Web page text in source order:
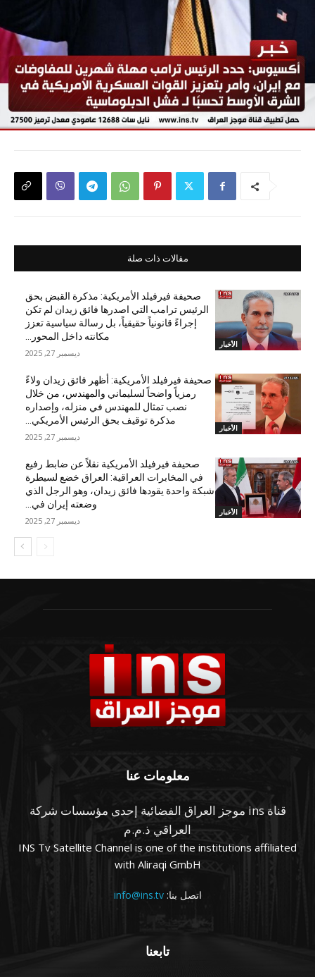
مقالات ذات صلة
الأخبار
صحيفة فيرفيلد الأمريكية: مذكرة القبض بحق
الرئيس ترامب التي اصدرها فائق زيدان لم تكن
إجراءً قانونياً حقيقياً، بل رسالة سياسية تعزز
مكانته داخل المحور...
ديسمبر 27, 2025
الأخبار
صحيفة فيرفيلد الأمريكية: أظهر فائق زيدان ولاءً
رمزياً واضحاً لسليماني والمهندس، من خلال
نصب تمثال للمهندس في منزله، وإصداره
مذكرة توقيف بحق الرئيس الأمريكي...
ديسمبر 27, 2025
الأخبار
صحيفة فيرفيلد الأمريكية نقلاً عن ضابط رفيع
في المخابرات العراقية: العراق خضع لسيطرة
شبكة واحدة يقودها فائق زيدان، وهو الرجل الذي
وضعته إيران في...
ديسمبر 27, 2025
معلومات عنا
قناة ins موجز العراق الفضائية إحدى مؤسسات شركة
العراقي ذ.م.م
INS Tv Satellite Channel is one of the institutions affiliated
with Aliraqi GmbH
اتصل بنا:info@ins.tv
تابعنا